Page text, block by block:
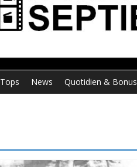
Tops News Quotidien & Bonus